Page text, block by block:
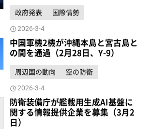
政府発表 国際情勢
2026-3-4
中国軍機2機が沖縄本島と宮古島と
の間を通過（2月28日、Y-9）
周辺国の動向 空の防衛
2026-3-4
防衛装備庁が艦載用生成AI基盤に
関する情報提供企業を募集（3月2
日）